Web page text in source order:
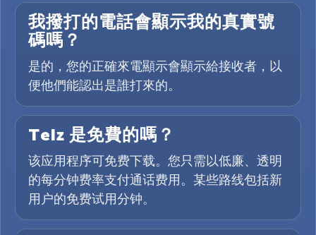
我撥打的電話會顯示我的真實號
碼嗎？
是的，您的正確來電顯示會顯示給接收者，以
便他們能認出是誰打來的。
Telz 是免費的嗎？
该应用程序可免费下载。您只需以低廉、透明
的每分钟费率支付通话费用。某些路线包括新
用户的免费试用分钟。